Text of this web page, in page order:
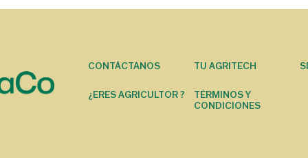
MENÚ DEL PIE
CONTÁCTANOS TU AGRITECH
¿ERES AGRICULTOR ?
TÉRMINOS Y
CONDICIONES